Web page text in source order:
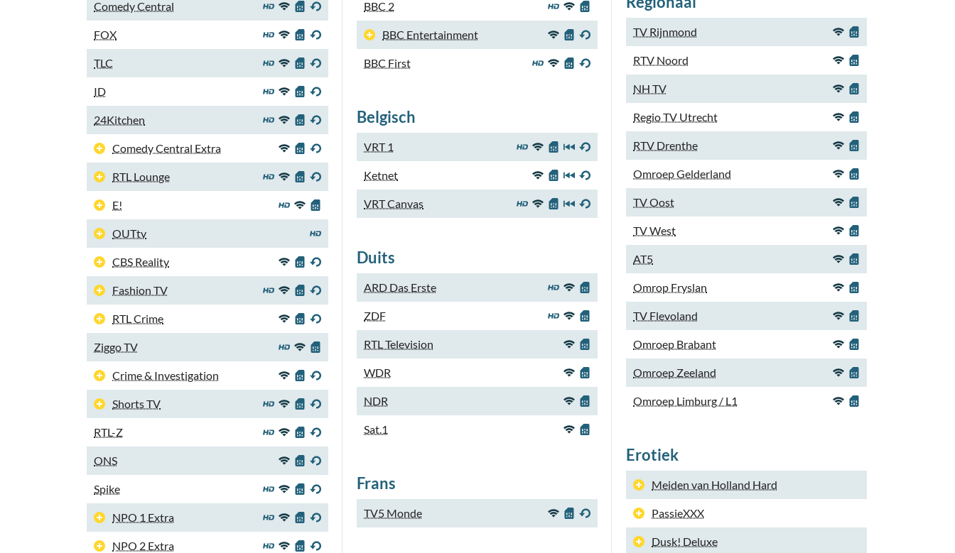
Comedy Central
FOX
TLC
ID
24Kitchen
Comedy Central Extra
RTL Lounge
E!
OUTtv
CBS Reality
Fashion TV
RTL Crime
Ziggo TV
Crime & Investigation
Shorts TV
RTL-Z
ONS
Spike
NPO 1 Extra
NPO 2 Extra
BBC 2
BBC Entertainment
BBC First
Belgisch
VRT 1
Ketnet
VRT Canvas
Duits
ARD Das Erste
ZDF
RTL Television
WDR
NDR
Sat.1
Frans
TV5 Monde
TV Rijnmond
RTV Noord
NH TV
Regio TV Utrecht
RTV Drenthe
Omroep Gelderland
TV Oost
TV West
AT5
Omrop Fryslan
TV Flevoland
Omroep Brabant
Omroep Zeeland
Omroep Limburg / L1
Erotiek
Meiden van Holland Hard
PassieXXX
Dusk! Deluxe